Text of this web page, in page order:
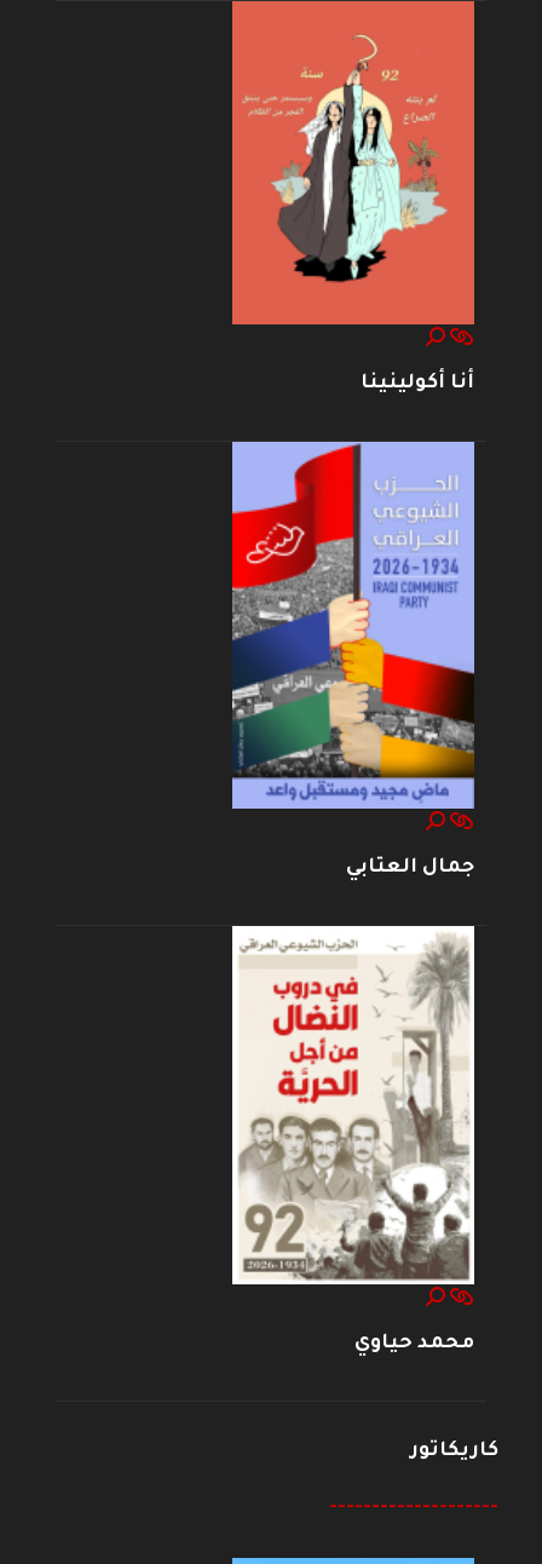
أنا أكولينينا
جمال العتابي
محمد حياوي
كاريكاتور
--------------------